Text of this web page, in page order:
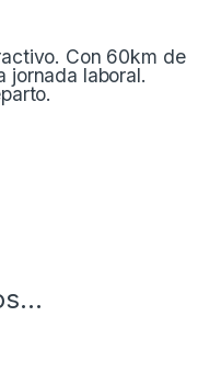
Con 60km de
jornada laboral.